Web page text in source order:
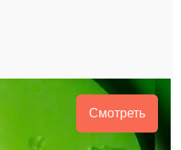
Смотреть